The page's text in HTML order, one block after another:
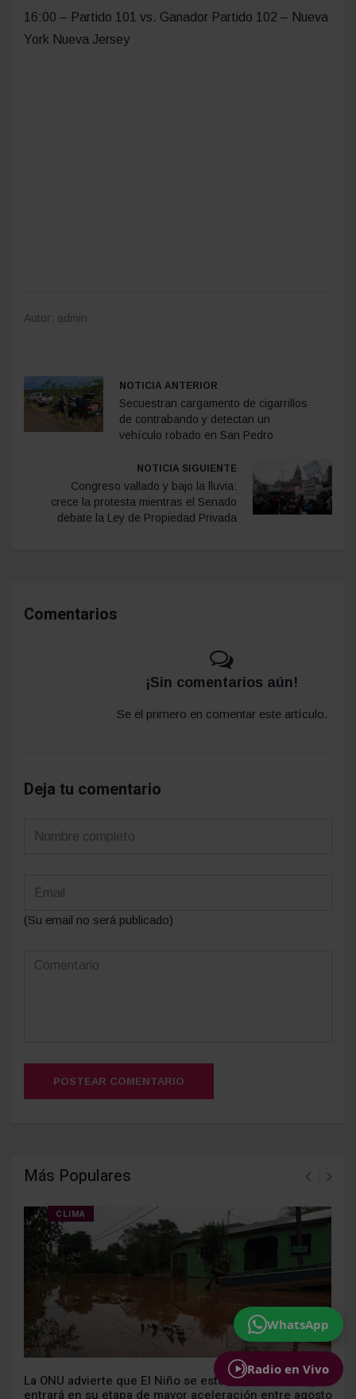
16:00 – Partido 101 vs. Ganador Partido 102 – Nueva
York Nueva Jersey
Autor: admin
NOTICIA ANTERIOR
Secuestran cargamento de cigarrillos
de contrabando y detectan un
vehículo robado en San Pedro
NOTICIA SIGUIENTE
Congreso vallado y bajo la lluvia:
crece la protesta mientras el Senado
debate la Ley de Propiedad Privada
Comentarios
¡Sin comentarios aún!
Se el primero en comentar este artículo.
Deja tu comentario
(Su email no será publicado)
POSTEAR COMENTARIO
Más Populares
CLIMA
La ONU advierte que El Niño se está intensificando y
entrará en su etapa de mayor aceleración entre agosto
Radio en Vivo
WhatsApp